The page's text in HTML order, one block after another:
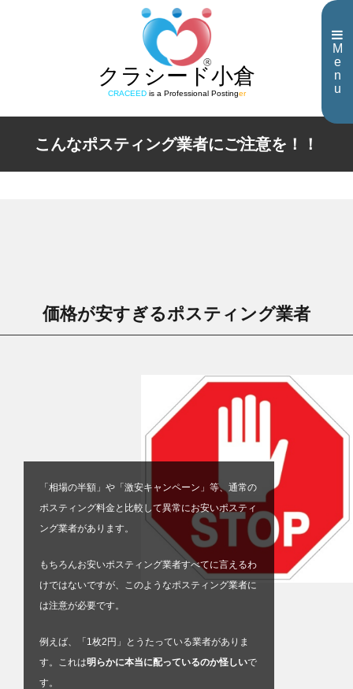
M
e
n
u
クラシード小倉
CRACEEDis a Professional Postinger
こんなポスティング業者にご注意を！！
価格が安すぎるポスティング業者
「相場の半額」や「激安キャンペーン」等、通常の
ポスティング料金と比較して異常にお安いポスティ
ング業者があります。
もちろんお安いポスティング業者すべてに言えるわ
けではないですが、このようなポスティング業者に
は注意が必要です。
例えば、「1枚2円」とうたっている業者がありま
す。これは明らかに本当に配っているのか怪しいで
す。